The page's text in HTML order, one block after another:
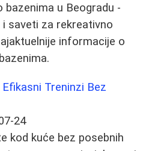
u Beogradu -
saveti za rekreativno
informacije o
Treninzi Bez
24
kod kuće bez posebnih